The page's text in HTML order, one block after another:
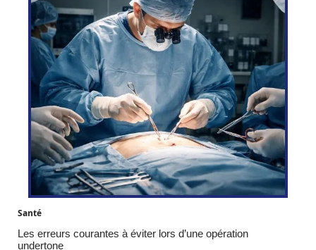
Santé
Les erreurs courantes à éviter lors d’une opération
undertone